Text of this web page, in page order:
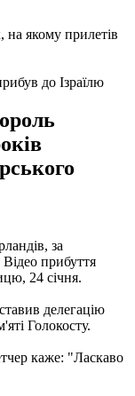
до Ізраїлю
за
прибуття
24 січня.
делегацію
Голокосту.
каже: "Ласкаво